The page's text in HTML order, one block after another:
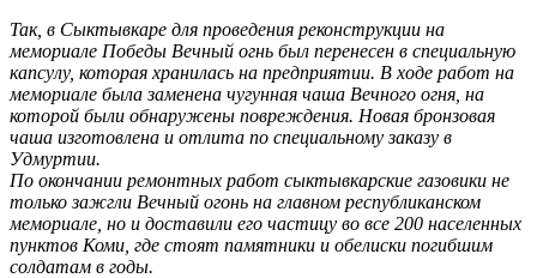
Так, в Сыктывкаре для проведения реконструкции на
мемориале Победы Вечный огнь был перенесен в специальную
капсулу, которая хранилась на предприятии. В ходе работ на
мемориале была заменена чугунная чаша Вечного огня, на
которой были обнаружены повреждения. Новая бронзовая
чаша изготовлена и отлита по специальному заказу в
Удмуртии.
По окончании ремонтных работ сыктывкарские газовики не
только зажгли Вечный огонь на главном республиканском
мемориале, но и доставили его частицу во все 200 населенных
пунктов Коми, где стоят памятники и обелиски погибшим
солдатам в годы.